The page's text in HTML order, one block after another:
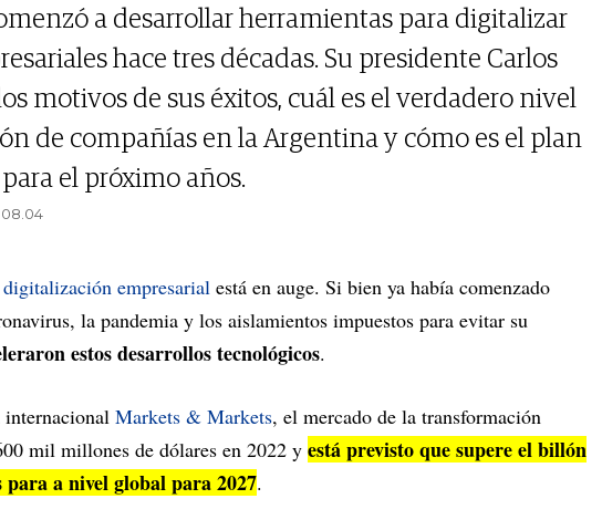
a desarrollar herramientas para digitalizar
hace tres décadas. Su presidente Carlos
motivos de sus éxitos, cuál es el verdadero nivel
de compañías en la Argentina y cómo es el plan
el próximo años.
digitalización empresarial está en auge. Si bien ya había comenzado
la pandemia y los aislamientos impuestos para evitar su
estos desarrollos tecnológicos.
internacional Markets & Markets, el mercado de la transformación
mil millones de dólares en 2022 y está previsto que supere el billón
para a nivel global para 2027.